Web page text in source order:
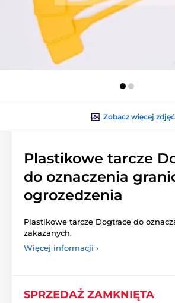
Zobacz więcej zdjęć
Plastikowe tarcze
do oznaczenia
ogrozedzenia
Plastikowe tarcze Dogtrace do
zakazanych.
Więcej informacji ›
SPRZEDAŻ ZAMKNIĘTA